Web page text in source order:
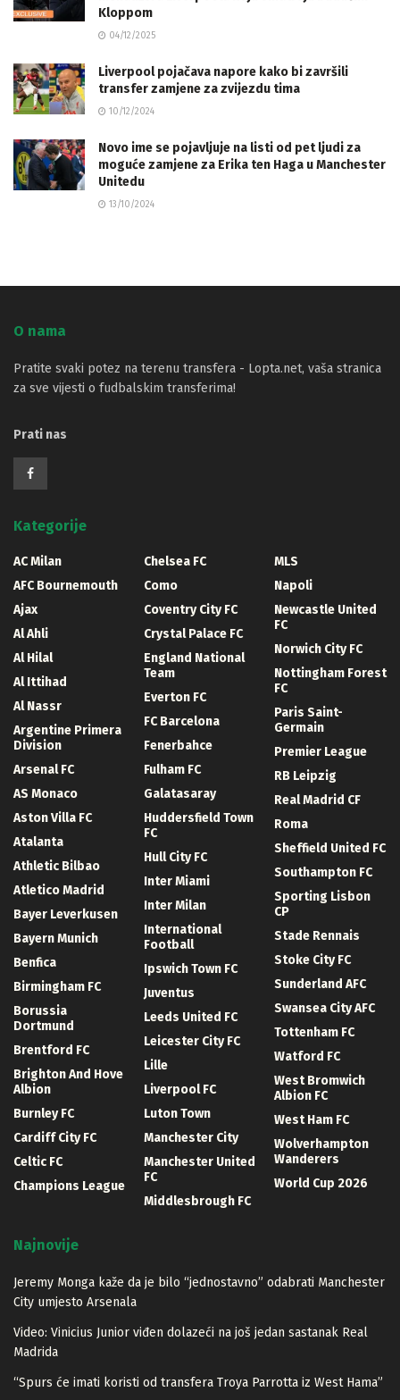
Kloppom
04/12/2025
Liverpool pojačava napore kako bi završili
transfer zamjene za zvijezdu tima
10/12/2024
Novo ime se pojavljuje na listi od pet ljudi za
moguće zamjene za Erika ten Haga u Manchester
Unitedu
13/10/2024
O nama
Pratite svaki potez na terenu transfera - Lopta.net, vaša stranica
za sve vijesti o fudbalskim transferima!
Prati nas
Kategorije
AC Milan
AFC Bournemouth
Ajax
Al Ahli
Al Hilal
Al Ittihad
Al Nassr
Argentine Primera
Division
Arsenal FC
AS Monaco
Aston Villa FC
Atalanta
Athletic Bilbao
Atletico Madrid
Bayer Leverkusen
Bayern Munich
Benfica
Birmingham FC
Borussia
Dortmund
Brentford FC
Brighton And Hove
Albion
Burnley FC
Cardiff City FC
Celtic FC
Champions League
Chelsea FC
Como
Coventry City FC
Crystal Palace FC
England National
Team
Everton FC
FC Barcelona
Fenerbahce
Fulham FC
Galatasaray
Huddersfield Town
FC
Hull City FC
Inter Miami
Inter Milan
International
Football
Ipswich Town FC
Juventus
Leeds United FC
Leicester City FC
Lille
Liverpool FC
Luton Town
Manchester City
Manchester United
FC
Middlesbrough FC
MLS
Napoli
Newcastle United
FC
Norwich City FC
Nottingham Forest
FC
Paris Saint-
Germain
Premier League
RB Leipzig
Real Madrid CF
Roma
Sheffield United FC
Southampton FC
Sporting Lisbon
CP
Stade Rennais
Stoke City FC
Sunderland AFC
Swansea City AFC
Tottenham FC
Watford FC
West Bromwich
Albion FC
West Ham FC
Wolverhampton
Wanderers
World Cup 2026
Najnovije
Jeremy Monga kaže da je bilo “jednostavno” odabrati Manchester
City umjesto Arsenala
Video: Vinicius Junior viđen dolazeći na još jedan sastanak Real
Madrida
“Spurs će imati koristi od transfera Troya Parrotta iz West Hama”